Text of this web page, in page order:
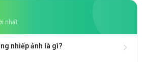
nhất
nhiếp ảnh là gì?